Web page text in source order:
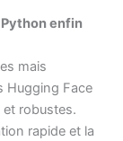
enfin
mais
Hugging Face
robustes.
rapide et la